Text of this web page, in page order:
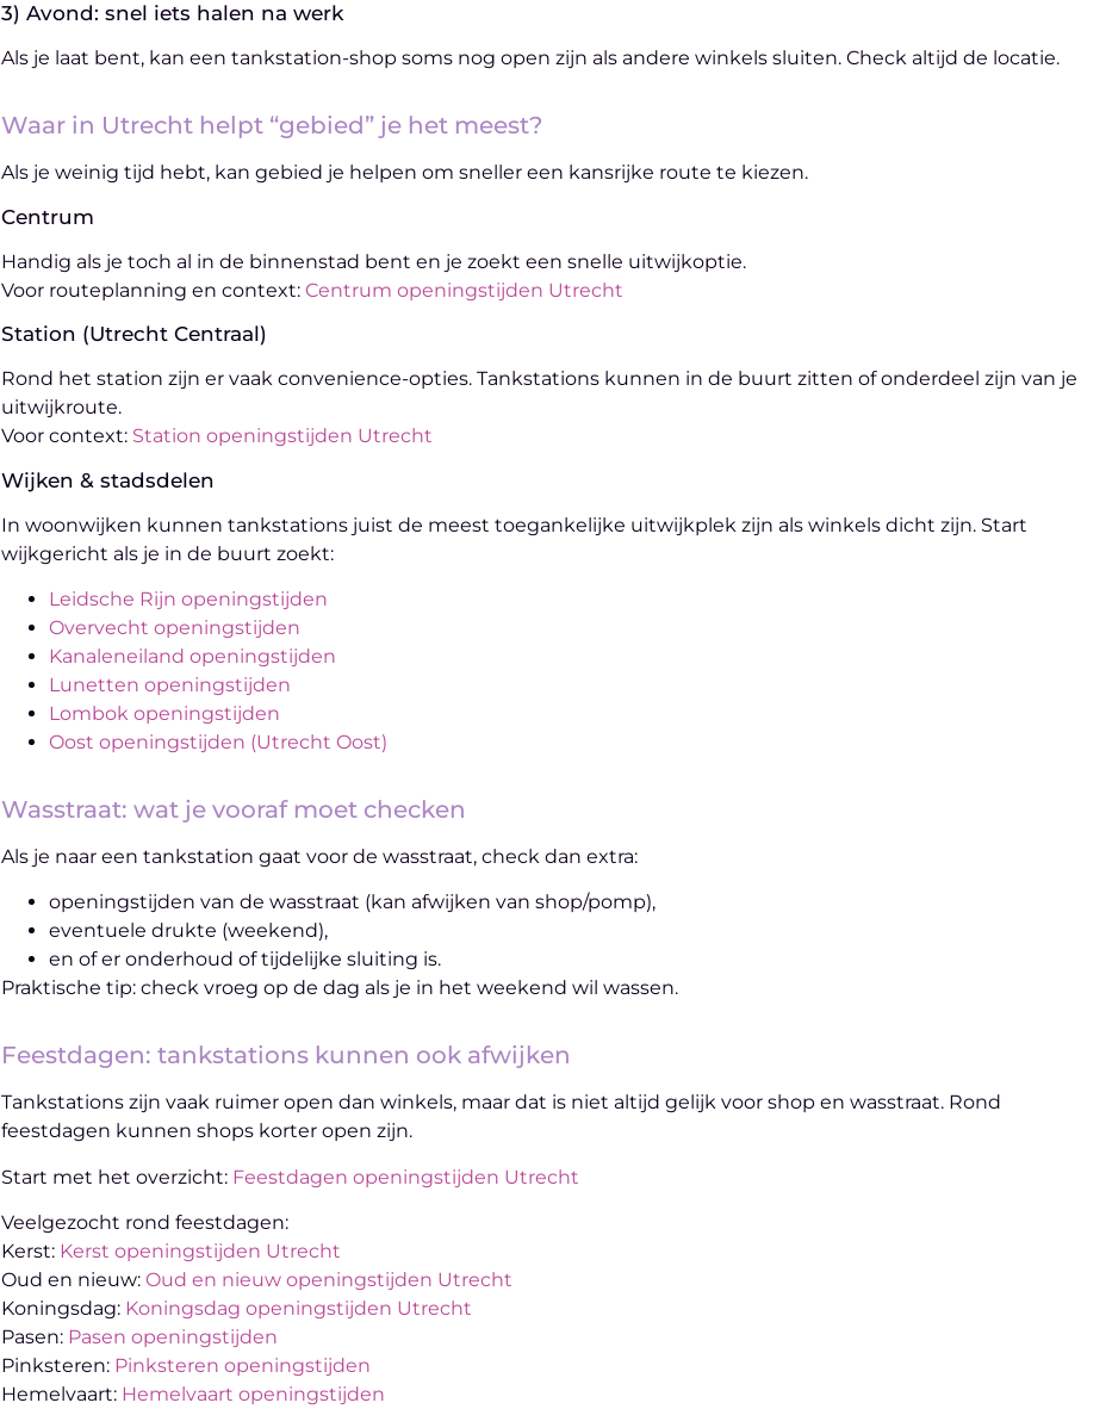
3) Avond: snel iets halen na werk
Als je laat bent, kan een tankstation-shop soms nog open zijn als andere winkels sluiten. Check altijd de locatie.
Waar in Utrecht helpt “gebied” je het meest?
Als je weinig tijd hebt, kan gebied je helpen om sneller een kansrijke route te kiezen.
Centrum
Handig als je toch al in de binnenstad bent en je zoekt een snelle uitwijkoptie.
Voor routeplanning en context: Centrum openingstijden Utrecht
Station (Utrecht Centraal)
Rond het station zijn er vaak convenience-opties. Tankstations kunnen in de buurt zitten of onderdeel zijn van je
uitwijkroute.
Voor context: Station openingstijden Utrecht
Wijken & stadsdelen
In woonwijken kunnen tankstations juist de meest toegankelijke uitwijkplek zijn als winkels dicht zijn. Start
wijkgericht als je in de buurt zoekt:
Leidsche Rijn openingstijden
Overvecht openingstijden
Kanaleneiland openingstijden
Lunetten openingstijden
Lombok openingstijden
Oost openingstijden (Utrecht Oost)
Wasstraat: wat je vooraf moet checken
Als je naar een tankstation gaat voor de wasstraat, check dan extra:
openingstijden van de wasstraat (kan afwijken van shop/pomp),
eventuele drukte (weekend),
en of er onderhoud of tijdelijke sluiting is.
Praktische tip: check vroeg op de dag als je in het weekend wil wassen.
Feestdagen: tankstations kunnen ook afwijken
Tankstations zijn vaak ruimer open dan winkels, maar dat is niet altijd gelijk voor shop en wasstraat. Rond
feestdagen kunnen shops korter open zijn.
Start met het overzicht: Feestdagen openingstijden Utrecht
Veelgezocht rond feestdagen:
Kerst: Kerst openingstijden Utrecht
Oud en nieuw: Oud en nieuw openingstijden Utrecht
Koningsdag: Koningsdag openingstijden Utrecht
Pasen: Pasen openingstijden
Pinksteren: Pinksteren openingstijden
Hemelvaart: Hemelvaart openingstijden